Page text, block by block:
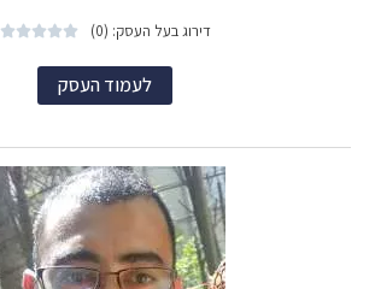
דירוג בעל העסק: (0) 




לעמוד העסק